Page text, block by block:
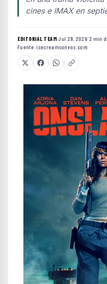
cines e IMAX en
EDITORIAL TEAM·Jul 29, 2026·2 min
Fuente:icecreamconvos.com